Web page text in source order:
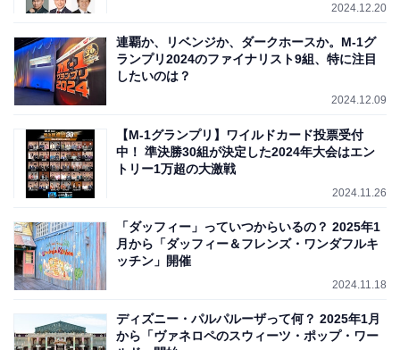
2024.12.20
連覇か、リベンジか、ダークホースか。M-1グ
ランプリ2024のファイナリスト9組、特に注目
したいのは？
2024.12.09
【M-1グランプリ】ワイルドカード投票受付
中！ 準決勝30組が決定した2024年大会はエン
トリー1万超の大激戦
2024.11.26
「ダッフィー」っていつからいるの？ 2025年1
月から「ダッフィー＆フレンズ・ワンダフルキ
ッチン」開催
2024.11.18
ディズニー・パルパルーザって何？ 2025年1月
から「ヴァネロペのスウィーツ・ポップ・ワー